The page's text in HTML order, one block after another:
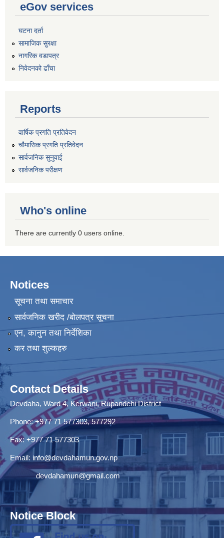
eGov services
घटना दर्ता
सामाजिक सुरक्षा
नागरिक वडापत्र
निवेदनको ढाँचा
Reports
वार्षिक प्रगति प्रतिवेदन
चौमासिक प्रगति प्रतिवेदन
सार्वजनिक सुनुवाई
सार्वजनिक परीक्षण
Who's online
There are currently 0 users online.
Notices
सूचना तथा समाचार
सार्वजनिक खरीद /बोलपत्र सूचना
एन, कानुन तथा निर्देशिका
कर तथा शुल्कहरु
Contact Details
Devdaha, Ward 4, Kerwani, Rupandehi District
Phone: +977 71 577303, 577292
Fax: +977 71 577303
Email: info@devdahamun.gov.np
devdahamun@gmail.com
Notice Block